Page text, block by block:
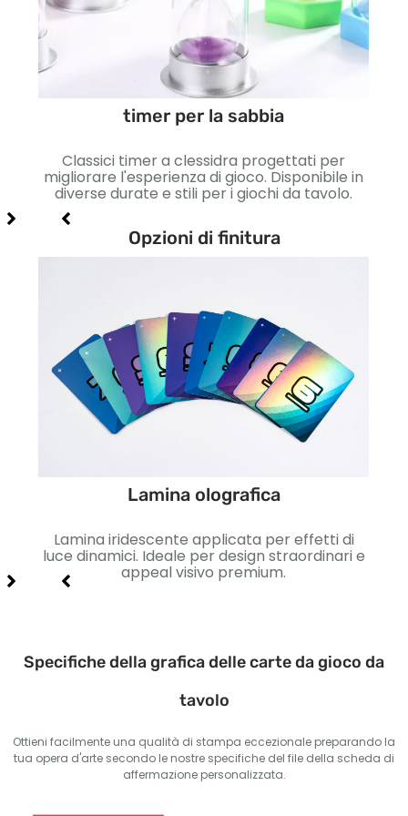
timer per la sabbia
Classici timer a clessidra progettati per
migliorare l'esperienza di gioco. Disponibile in
diverse durate e stili per i giochi da tavolo.
Opzioni di finitura
Lamina olografica
Lamina iridescente applicata per effetti di
luce dinamici. Ideale per design straordinari e
appeal visivo premium.
Specifiche della grafica delle carte da gioco da
tavolo
Ottieni facilmente una qualità di stampa eccezionale preparando la
tua opera d'arte secondo le nostre specifiche del file della scheda di
affermazione personalizzata.